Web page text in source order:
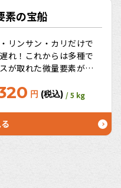
素の宝船
リンサン・カリだけで
れ！これからは多種で
が取れた微量要素が主
えられたマグネシウム
オールラウンドプレイ
当のプロ農家は土壌分
円 (税込) / 5 kg